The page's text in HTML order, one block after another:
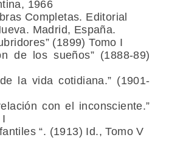
1966
Completas. Editorial
Madrid, España.
(1899) Tomo I
de los sueños” (1888-89)
la vida cotidiana.” (1901-
con el inconsciente.”
“. (1913) Id., Tomo V